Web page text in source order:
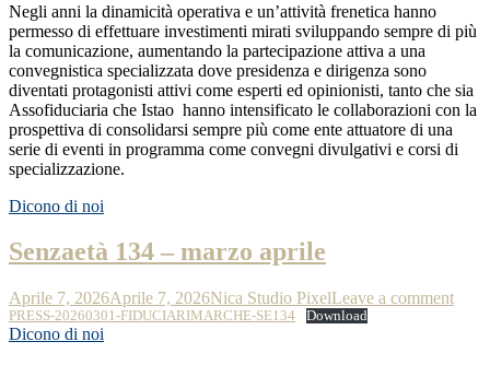
Negli anni la dinamicità operativa e un’attività frenetica hanno
permesso di effettuare investimenti mirati sviluppando sempre di più
la comunicazione, aumentando la partecipazione attiva a una
convegnistica specializzata dove presidenza e dirigenza sono
diventati protagonisti attivi come esperti ed opinionisti, tanto che sia
Assofiduciaria che Istao hanno intensificato le collaborazioni con la
prospettiva di consolidarsi sempre più come ente attuatore di una
serie di eventi in programma come convegni divulgativi e corsi di
specializzazione.
Dicono di noi
Senzaetà 134 – marzo aprile
Aprile 7, 2026Aprile 7, 2026Nica Studio PixelLeave a comment
PRESS-20260301-FIDUCIARIMARCHE-SE134 Download
Dicono di noi